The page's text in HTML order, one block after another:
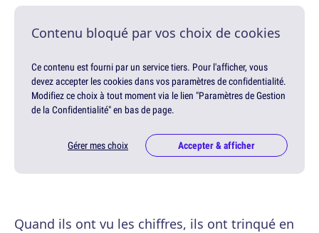
Contenu bloqué par vos choix de cookies
Ce contenu est fourni par un service tiers. Pour l'afficher, vous
devez accepter les cookies dans vos paramètres de confidentialité.
Modifiez ce choix à tout moment via le lien "Paramètres de Gestion
de la Confidentialité" en bas de page.
Gérer mes choix Accepter & afficher
Quand ils ont vu les chiffres, ils ont trinqué en